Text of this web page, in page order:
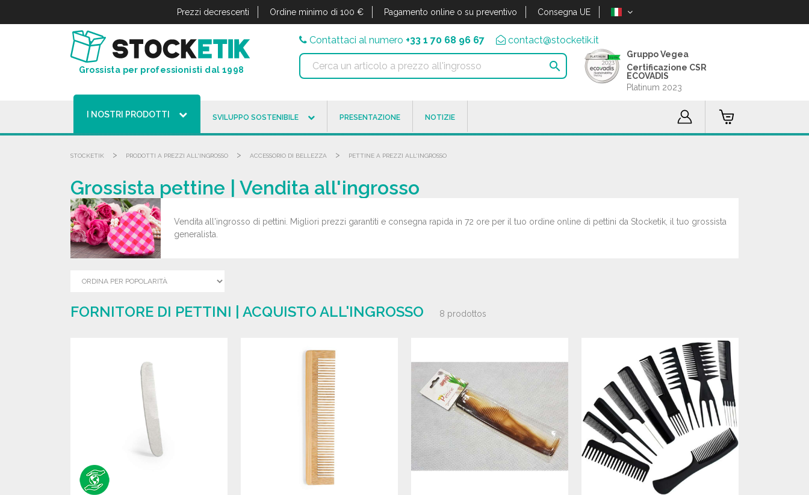
Prezzi decrescenti Ordine minimo di 100 € Pagamento online o su preventivo Consegna UE
Grossista per professionisti dal 1998
Contattaci al numero +33 1 70 68 96 67 contact@stocketik.it

Gruppo Vegea
Certificazione CSR
ECOVADIS
Platinum 2023
I NOSTRI PRODOTTI SVILUPPO SOSTENIBILE PRESENTAZIONE NOTIZIE
STOCKETIK > PRODOTTI A PREZZI ALL'INGROSSO > ACCESSORIO DI BELLEZZA > PETTINE A PREZZI ALL'INGROSSO
Grossista pettine | Vendita all'ingrosso
Vendita all'ingrosso di pettini. Migliori prezzi garantiti e consegna rapida in 72 ore per il tuo ordine online di pettini da Stocketik, il tuo grossista
generalista.
FORNITORE DI PETTINI | ACQUISTO ALL'INGROSSO 8 prodottos